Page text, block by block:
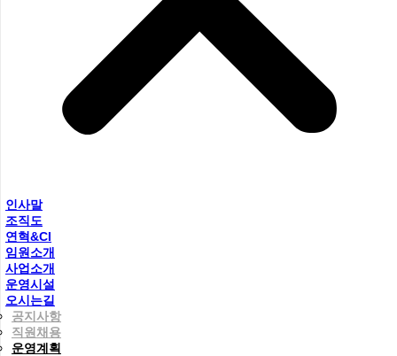
인사말
조직도
연혁&CI
임원소개
사업소개
운영시설
오시는길
공지사항
직원채용
운영계획